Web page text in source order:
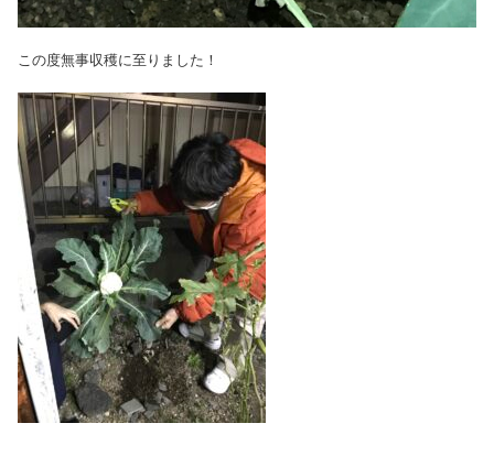
この度無事収穫に至りました！